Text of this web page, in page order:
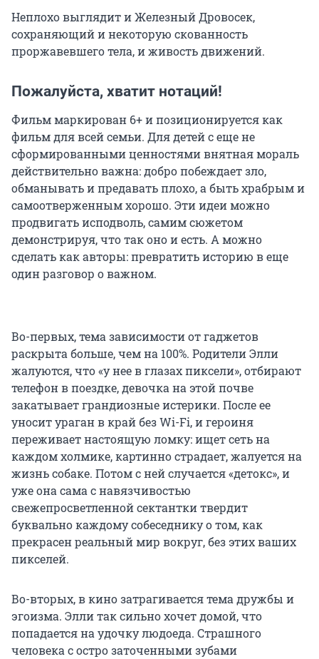
Неплохо выглядит и Железный Дровосек,
сохраняющий и некоторую скованность
проржавевшего тела, и живость движений.
Пожалуйста, хватит нотаций!
Фильм маркирован 6+ и позиционируется как
фильм для всей семьи. Для детей с еще не
сформированными ценностями внятная мораль
действительно важна: добро побеждает зло,
обманывать и предавать плохо, а быть храбрым и
самоотверженным хорошо. Эти идеи можно
продвигать исподволь, самим сюжетом
демонстрируя, что так оно и есть. А можно
сделать как авторы: превратить историю в еще
один разговор о важном.
Во-первых, тема зависимости от гаджетов
раскрыта больше, чем на 100%. Родители Элли
жалуются, что «у нее в глазах пиксели», отбирают
телефон в поездке, девочка на этой почве
закатывает грандиозные истерики. После ее
уносит ураган в край без Wi-Fi, и героиня
переживает настоящую ломку: ищет сеть на
каждом холмике, картинно страдает, жалуется на
жизнь собаке. Потом с ней случается «детокс», и
уже она сама с навязчивостью
свежепросветленной сектантки твердит
буквально каждому собеседнику о том, как
прекрасен реальный мир вокруг, без этих ваших
пикселей.
Во-вторых, в кино затрагивается тема дружбы и
эгоизма. Элли так сильно хочет домой, что
попадается на удочку людоеда. Страшного
человека с остро заточенными зубами